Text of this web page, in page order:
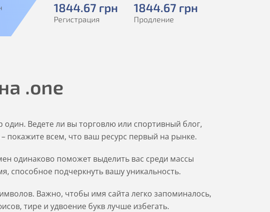
1844.67 грн
Регистрация
1844.67 грн
Продление
.one
Ведете ли вы торговлю или спортивный блог,
покажите всем, что ваш ресурс первый на рынке.
одинаково поможет выделить вас среди массы
способное подчеркнуть вашу уникальность.
Важно, чтобы имя сайта легко запоминалось,
тире и удвоение букв лучше избегать.